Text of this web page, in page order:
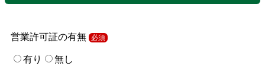
営業許可証の有無 必須
有り 無し